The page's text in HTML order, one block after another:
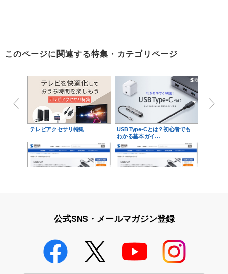
このページに関連する特集・カテゴリページ
テレビアクセサリ特集
USB Type-Cとは？初心者でも
わかる基本ガイ…
USB3.0対応製品ラインナップ
公式SNS・メールマガジン登録